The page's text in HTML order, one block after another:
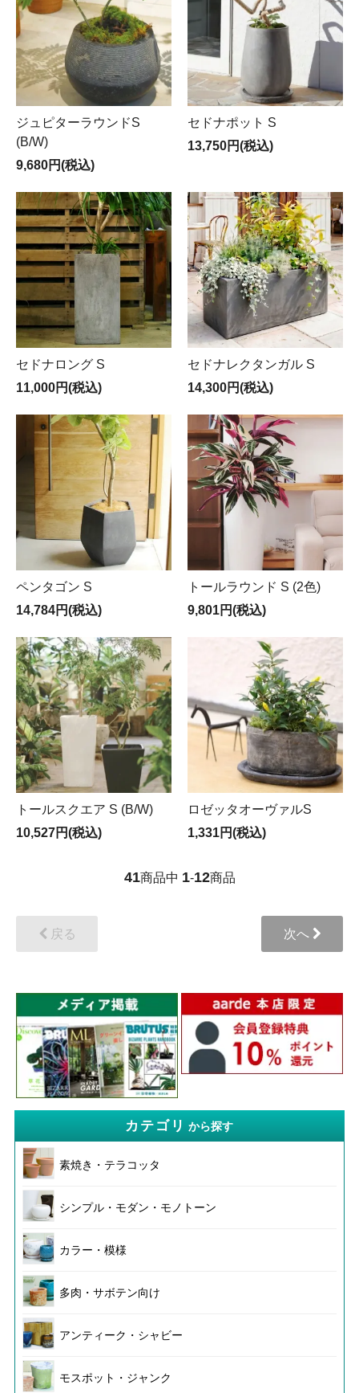
ジュピターラウンドS
(B/W)
9,680円(税込)
セドナポット S
13,750円(税込)
セドナロング S
11,000円(税込)
セドナレクタンガル S
14,300円(税込)
ペンタゴン S
14,784円(税込)
トールラウンド S (2色)
9,801円(税込)
トールスクエア S (B/W)
10,527円(税込)
ロゼッタオーヴァルS
1,331円(税込)
41商品中 1-12商品
戻る 次へ
カテゴリ から探す
素焼き・テラコッタ
シンプル・モダン・モノトーン
カラー・模様
多肉・サボテン向け
アンティーク・シャビー
モスポット・ジャンク